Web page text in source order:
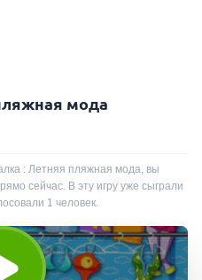
мода
: Летняя пляжная мода, вы
сейчас. В эту игру уже сыграли
1 человек.